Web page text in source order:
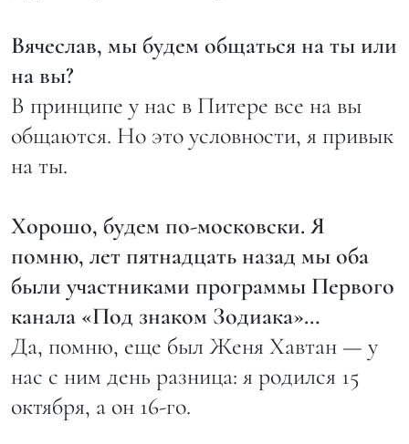
Вячеслав, мы будем общаться на ты или
на вы?
В принципе у нас в Питере все на вы
общаются. Но это условности, я привык
на ты.
Хорошо, будем по-московски. Я
помню, лет пятнадцать назад мы оба
были участниками программы Первого
канала «Под знаком Зодиака»…
Да, помню, еще был Женя Хавтан — у
нас с ним день разница: я родился 15
октября, а он 16-го.